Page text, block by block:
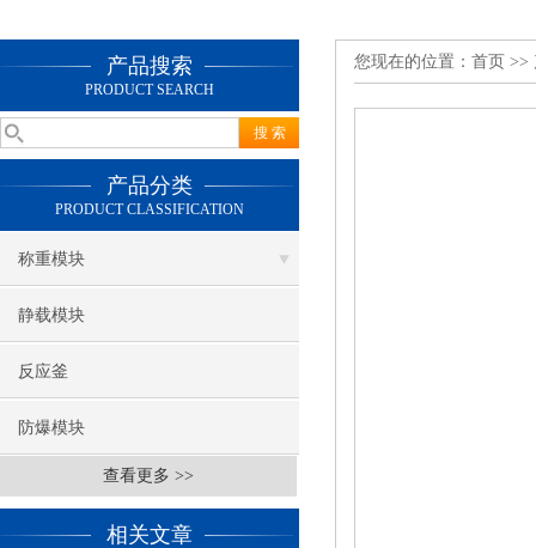
产品搜索
PRODUCT SEARCH
产品分类
PRODUCT CLASSIFICATION
称重模块
静载模块
反应釜
防爆模块
查看更多 >>
相关文章
您现在的位置： 首页 >>